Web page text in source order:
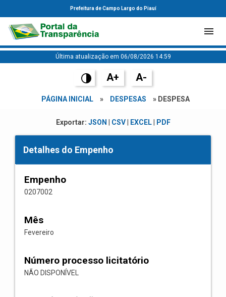
Prefeitura de Campo Largo do Piauí
Última atualização em 06/08/2026 14:59
A+ A-
PÁGINA INICIAL » DESPESAS » DESPESA
Exportar: JSON CSV| EXCEL| PDF
Detalhes do Empenho
Empenho
0207002
Mês
Fevereiro
Número processo licitatório
NÃO DISPONÍVEL